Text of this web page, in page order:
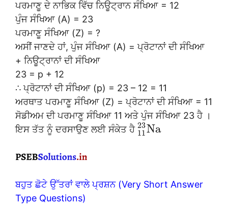
ਪਰਮਾਣੂ ਦੇ ਨਾਭਿਕ ਵਿੱਚ ਨਿਊਟ੍ਰਾਨ ਸੰਖਿਆ = 12
ਪੁੰਜ ਸੰਖਿਆ (A) = 23
ਪਰਮਾਣੂ ਸੰਖਿਆ (Z) = ?
ਅਸੀਂ ਜਾਣਦੇ ਹਾਂ, ਪੁੰਜ ਸੰਖਿਆ (A) = ਪ੍ਰੋਟਾਨਾਂ ਦੀ ਸੰਖਿਆ
+ ਨਿਊਟ੍ਰਾਨਾਂ ਦੀ ਸੰਖਿਆ
23 = p + 12
∴ ਪ੍ਰੋਟਾਨਾਂ ਦੀ ਸੰਖਿਆ (p) = 23 – 12 = 11
ਅਰਥਾਤ ਪਰਮਾਣੂ ਸੰਖਿਆ (Z) = ਪ੍ਰੋਟਾਨਾਂ ਦੀ ਸੰਖਿਆ = 11
ਸੋਡੀਅਮ ਦੀ ਪਰਮਾਣੂ ਸੰਖਿਆ 11 ਅਤੇ ਪੁੰਜ ਸੰਖਿਆ 23 ਹੈ ।
ਇਸ ਤੱਤ ਨੂੰ ਦਰਸਾਉਣ ਲਈ ਸੰਕੇਤ ਹੈ 23
11Na
ਬਹੁਤ ਛੋਟੇ ਉੱਤਰਾਂ ਵਾਲੇ ਪ੍ਰਸ਼ਨ (Very Short Answer
Type Questions)